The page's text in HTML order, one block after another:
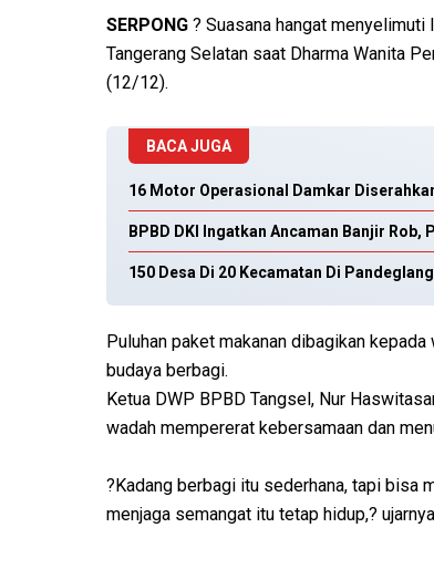
SERPONG ? Suasana hangat menyelimuti
Tangerang Selatan saat Dharma Wanita
(12/12).
BACA JUGA
16 Motor Operasional Damkar
BPBD DKI Ingatkan Ancaman Banjir
150 Desa Di 20 Kecamatan Di
Puluhan paket makanan dibagikan
budaya berbagi.
Ketua DWP BPBD Tangsel, Nur
wadah mempererat kebersamaan dan
?Kadang berbagi itu sederhana, tapi bisa
menjaga semangat itu tetap hidup,?